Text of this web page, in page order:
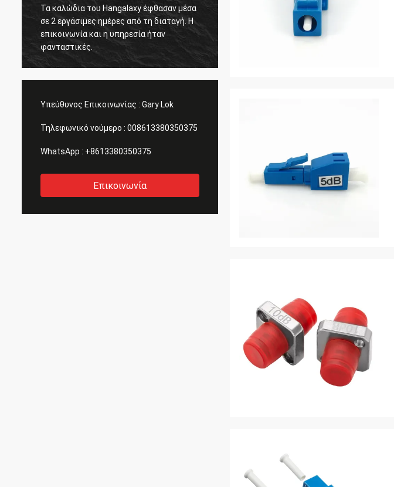
Τα καλώδια του Hangalaxy έφθασαν μέσα
σε 2 εργάσιμες ημέρες από τη διαταγή. Η
επικοινωνία και η υπηρεσία ήταν
φανταστικές.
Είμαι ευτυχής βρήκα αυτούς τους
προσαρμοστές ότι λειτουργούν μεγάλο.
Ακριβώς τι έπρεπε να εγκαταστήσω τις
Υπεύθυνος Επικοινωνίας : Gary Lok
Τηλεφωνικό νούμερο : 008613380350375
WhatsApp : +8613380350375
Επικοινωνία